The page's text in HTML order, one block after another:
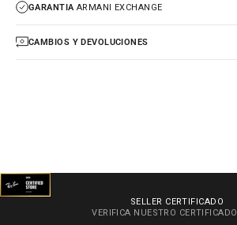
GARANTIAARMANI EXCHANGE
CAMBIOS Y DEVOLUCIONES
SELLER CERTIFICADO
VERIFICA NUESTRO CERTIFICADO